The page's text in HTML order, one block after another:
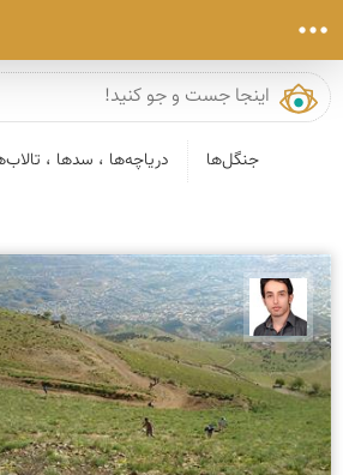
جنگل‌ها دریاچه‌ها ، سدها ،
فرصاد حیدری